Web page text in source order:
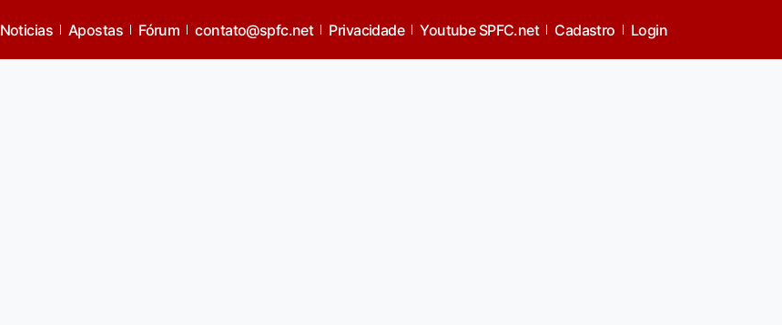
Noticias Apostas Fórum contato@spfc.net Privacidade Youtube SPFC.net Cadastro Login